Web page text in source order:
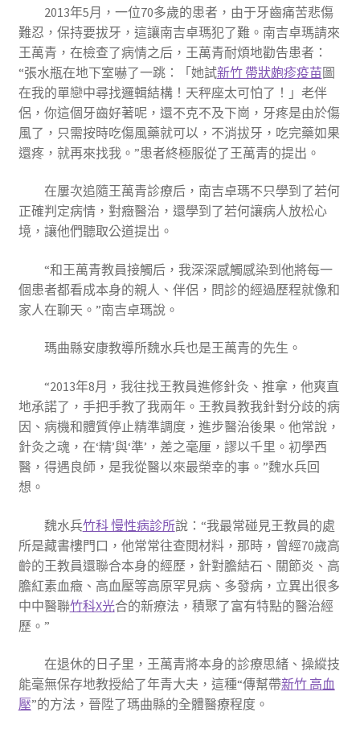
2013年5月，一位70多歲的患者，由于牙齒痛苦悲傷
難忍，保持要拔牙，這讓南吉卓瑪犯了難。南吉卓瑪請來
王萬青，在檢查了病情之后，王萬青耐煩地勸告患者：
“張水瓶在地下室嚇了一跳：「她試新竹 帶狀皰疹疫苗圖
在我的單戀中尋找邏輯結構！天秤座太可怕了！」老伴
侶，你這個牙齒好著呢，還不克不及下崗，牙疼是由於傷
風了，只需按時吃傷風藥就可以，不消拔牙，吃完藥如果
還疼，就再來找我。”患者終極服從了王萬青的提出。
在屢次追隨王萬青診療后，南吉卓瑪不只學到了若何
正確判定病情，對癥醫治，還學到了若何讓病人放松心
境，讓他們聽取公道提出。
“和王萬青教員接觸后，我深深感觸感染到他將每一
個患者都看成本身的親人、伴侶，問診的經過歷程就像和
家人在聊天。”南吉卓瑪說。
瑪曲縣安康教導所魏水兵也是王萬青的先生。
“2013年8月，我往找王教員進修針灸、推拿，他爽直
地承諾了，手把手教了我兩年。王教員教我針對分歧的病
因、病機和體質停止精準調度，進步醫治後果。他常說，
針灸之魂，在‘精’與‘準’，差之毫厘，謬以千里。初學西
醫，得遇良師，是我從醫以來最榮幸的事。”魏水兵回
想。
魏水兵竹科 慢性病診所說：“我最常碰見王教員的處
所是藏書樓門口，他常常往查閱材料，那時，曾經70歲高
齡的王教員還聯合本身的經歷，針對膽結石、關節炎、高
膽紅素血癥、高血壓等高原罕見病、多發病，立異出很多
中中醫聯竹科X光合的新療法，積聚了富有特點的醫治經
歷。”
在退休的日子里，王萬青將本身的診療思緒、操縱技
能毫無保存地教授給了年青大夫，這種“傳幫帶新竹 高血
壓”的方法，晉陞了瑪曲縣的全體醫療程度。